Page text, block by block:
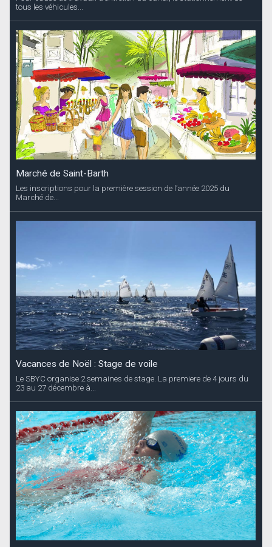
tous les véhicules...
Marché de Saint-Barth
Les inscriptions pour la première session de l’année 2025 du
Marché de...
Vacances de Noël : Stage de voile
Le SBYC organise 2 semaines de stage. La premiere de 4 jours du
23 au 27 décembre à...